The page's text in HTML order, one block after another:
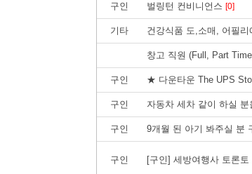
구인 벌링턴 컨비니언스 [0]
기타 건강식품 도,소매, 어필
창고 직원 (Full, Part
구인 ★ 다운타운 The UPS
구인 자동차 세차 같이 하실 분
구인 9개월 된 아기 봐주실 분
구인 [구인] 세방여행사 토론